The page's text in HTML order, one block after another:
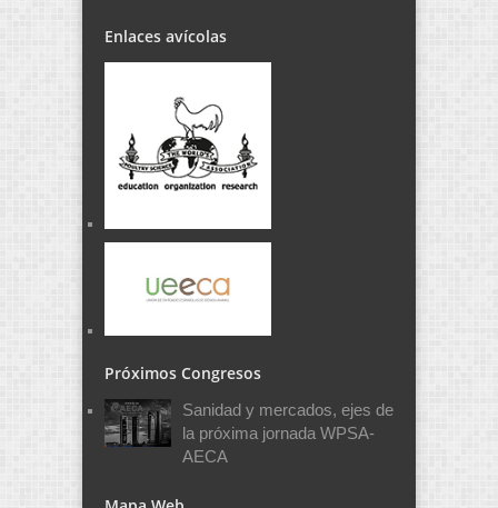
Enlaces avícolas
Próximos Congresos
Sanidad y mercados, ejes de
la próxima jornada WPSA-
AECA